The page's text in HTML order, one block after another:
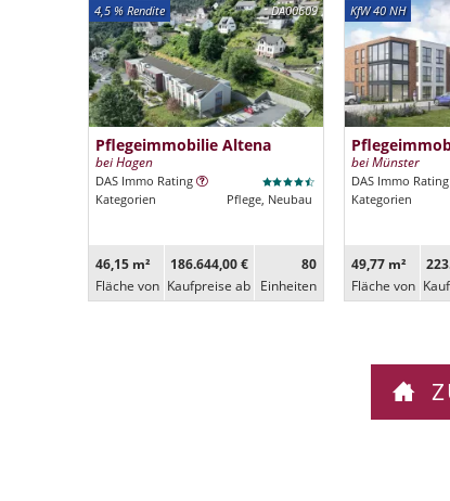
DA00609
4,5 % Rendite
Pflegeimmobilie Altena
bei Hagen
DAS Immo Rating
Kategorien
Pflege, Neubau
46,15 m²
Fläche von
186.644,00 €
Kaufpreise ab
80
Ein­heiten
KfW 40 NH
bei Münster
DAS Immo Rating
Kategorien
49,77 m²
Fläche von